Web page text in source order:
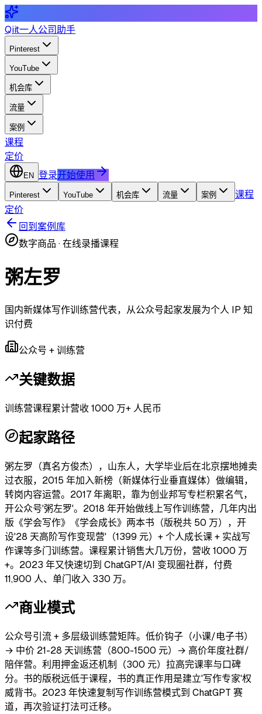
Qiit一人公司助手
Pinterest
YouTube
机会库
流量
案例
课程
定价
EN 登录开始使用
Pinterest YouTube 机会库 流量 案例
课程
定价
回到案例库
数字商品 ·在线录播课程
粥左罗
国内新媒体写作训练营代表，从公众号起家发展为个人 IP 知
识付费
公众号 + 训练营
关键数据
训练营课程累计营收 1000 万+ 人民币
起家路径
粥左罗（真名方俊杰），山东人，大学毕业后在北京摆地摊卖
过衣服，2015 年加入新榜（新媒体行业垂直媒体）做编辑，
转岗内容运营。2017 年离职，靠为创业邦写专栏积累名气，
开公众号'粥左罗'。2018 年开始做线上写作训练营，几年内出
版《学会写作》《学会成长》两本书（版税共 50 万），开
设'28 天高阶写作变现营'（1399 元）+ 个人成长课 + 实战写
作课等多门训练营。课程累计销售大几万份，营收 1000 万
+。2023 年又快速切到 ChatGPT/AI 变现圈社群，付费
11,900 人、单门收入 330 万。
商业模式
公众号引流 + 多层级训练营矩阵。低价钩子（小课/电子书）
→ 中价 21-28 天训练营（800-1500 元）→ 高价年度社群/
陪伴营。利用押金返还机制（300 元）拉高完课率与口碑
分。书的版税远低于课程，书的真正作用是建立'写作专家'权
威背书。2023 年快速复制写作训练营模式到 ChatGPT 赛
道，再次验证打法可迁移。